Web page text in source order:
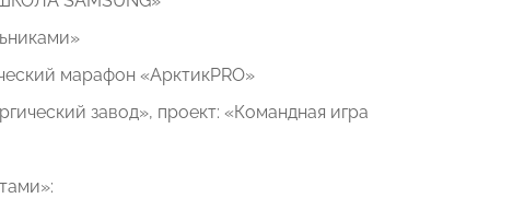
марафон «АрктикPRO»
завод», проект: «Командная игра